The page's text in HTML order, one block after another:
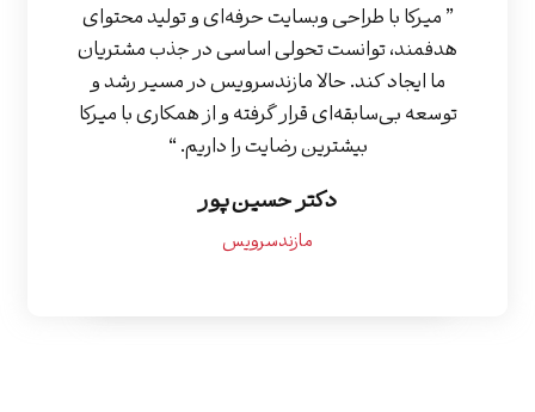
” میرکا با طراحی وبسایت حرفه‌ای و تولید محتوای
هدفمند، توانست تحولی اساسی در جذب مشتریان
ما ایجاد کند. حالا مازندسرویس در مسیر رشد و
توسعه بی‌سابقه‌ای قرار گرفته و از همکاری با میرکا
بیشترین رضایت را داریم. “
دکتر حسین‌پور
مازندسرویس